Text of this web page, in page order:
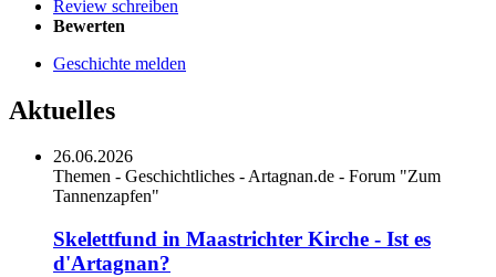
Review schreiben
Bewerten
Geschichte melden
Aktuelles
26.06.2026
Themen - Geschichtliches - Artagnan.de - Forum "Zum
Tannenzapfen"
Skelettfund in Maastrichter Kirche - Ist es
d'Artagnan?